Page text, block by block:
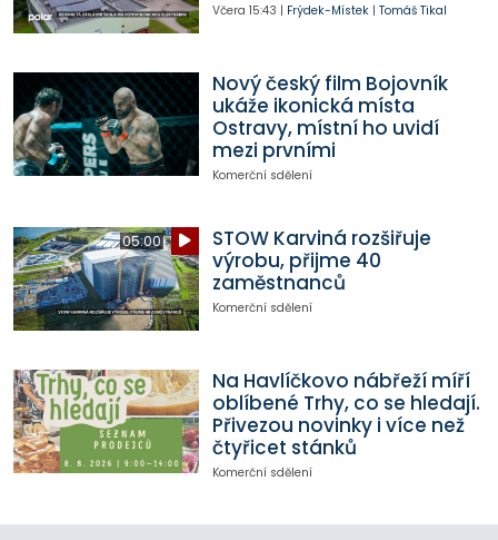
Včera 15:43 | Frýdek-Místek| Tomáš Tikal
Nový český film Bojovník
ukáže ikonická místa
Ostravy, místní ho uvidí
mezi prvními
Komerční sdělení
05:00
STOW Karviná rozšiřuje
výrobu, přijme 40
zaměstnanců
Komerční sdělení
Na Havlíčkovo nábřeží míří
oblíbené Trhy, co se hledají.
Přivezou novinky i více než
čtyřicet stánků
Komerční sdělení